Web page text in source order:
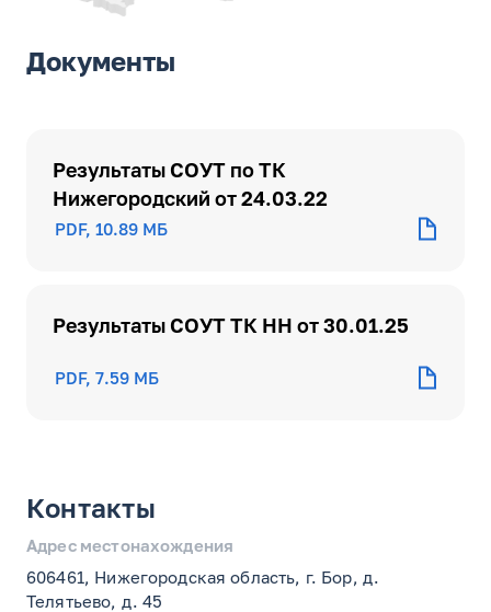
Документы
Результаты СОУТ по ТК
Нижегородский от 24.03.22
PDF, 10.89 МБ
Результаты СОУТ ТК НН от 30.01.25
PDF, 7.59 МБ
Контакты
Адрес местонахождения
606461, Нижегородская область, г. Бор, д.
Телятьево, д. 45